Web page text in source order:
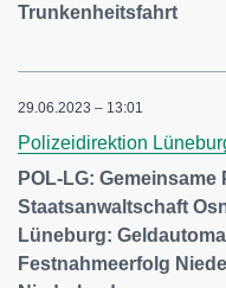
Trunkenheitsfahrt
29.06.2023 – 13:01
Polizeidirektion
POL-LG:
Staatsanwaltschaft
Lüneburg:
Festnahmeerfolg